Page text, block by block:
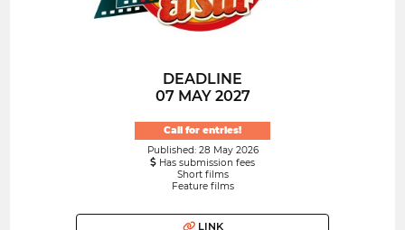
DEADLINE
07 MAY 2027
Call for entries!
Published: 28 May 2026
Has submission fees
Short films
Feature films
LINK